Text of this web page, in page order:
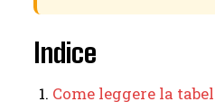
Indice
Come leggere la